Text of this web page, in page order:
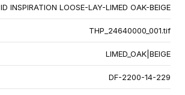
ID INSPIRATION LOOSE-LAY-LIMED OAK-BEIGE
THP_24640000_001.tif
LIMED_OAK|BEIGE
DF-2200-14-229